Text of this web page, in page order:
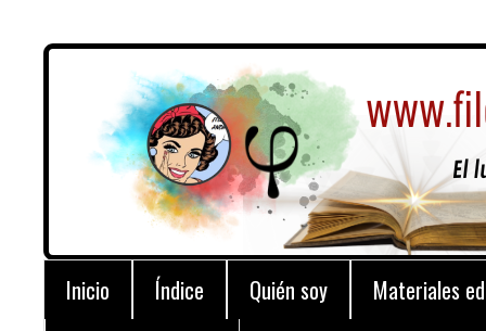
Inicio Índice Quién soy
Materiales